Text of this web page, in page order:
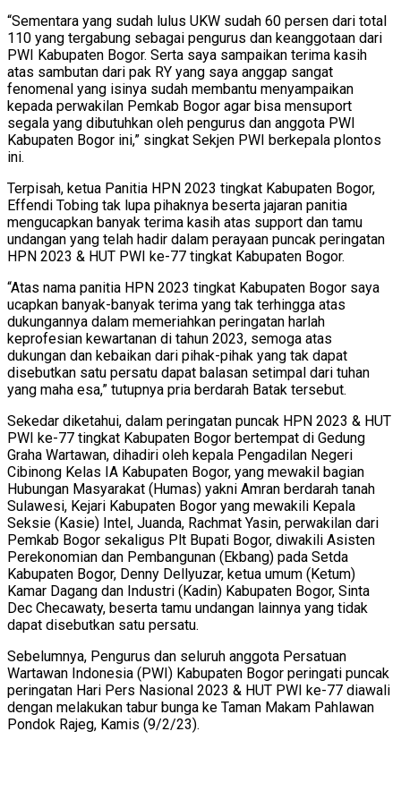
“Sementara yang sudah lulus UKW sudah 60 persen dari total
110 yang tergabung sebagai pengurus dan keanggotaan dari
PWI Kabupaten Bogor. Serta saya sampaikan terima kasih
atas sambutan dari pak RY yang saya anggap sangat
fenomenal yang isinya sudah membantu menyampaikan
kepada perwakilan Pemkab Bogor agar bisa mensuport
segala yang dibutuhkan oleh pengurus dan anggota PWI
Kabupaten Bogor ini,” singkat Sekjen PWI berkepala plontos
ini.
Terpisah, ketua Panitia HPN 2023 tingkat Kabupaten Bogor,
Effendi Tobing tak lupa pihaknya beserta jajaran panitia
mengucapkan banyak terima kasih atas support dan tamu
undangan yang telah hadir dalam perayaan puncak peringatan
HPN 2023 & HUT PWI ke-77 tingkat Kabupaten Bogor.
“Atas nama panitia HPN 2023 tingkat Kabupaten Bogor saya
ucapkan banyak-banyak terima yang tak terhingga atas
dukungannya dalam memeriahkan peringatan harlah
keprofesian kewartanan di tahun 2023, semoga atas
dukungan dan kebaikan dari pihak-pihak yang tak dapat
disebutkan satu persatu dapat balasan setimpal dari tuhan
yang maha esa,” tutupnya pria berdarah Batak tersebut.
Sekedar diketahui, dalam peringatan puncak HPN 2023 & HUT
PWI ke-77 tingkat Kabupaten Bogor bertempat di Gedung
Graha Wartawan, dihadiri oleh kepala Pengadilan Negeri
Cibinong Kelas IA Kabupaten Bogor, yang mewakil bagian
Hubungan Masyarakat (Humas) yakni Amran berdarah tanah
Sulawesi, Kejari Kabupaten Bogor yang mewakili Kepala
Seksie (Kasie) Intel, Juanda, Rachmat Yasin, perwakilan dari
Pemkab Bogor sekaligus Plt Bupati Bogor, diwakili Asisten
Perekonomian dan Pembangunan (Ekbang) pada Setda
Kabupaten Bogor, Denny Dellyuzar, ketua umum (Ketum)
Kamar Dagang dan Industri (Kadin) Kabupaten Bogor, Sinta
Dec Checawaty, beserta tamu undangan lainnya yang tidak
dapat disebutkan satu persatu.
Sebelumnya, Pengurus dan seluruh anggota Persatuan
Wartawan Indonesia (PWI) Kabupaten Bogor peringati puncak
peringatan Hari Pers Nasional 2023 & HUT PWI ke-77 diawali
dengan melakukan tabur bunga ke Taman Makam Pahlawan
Pondok Rajeg, Kamis (9/2/23).